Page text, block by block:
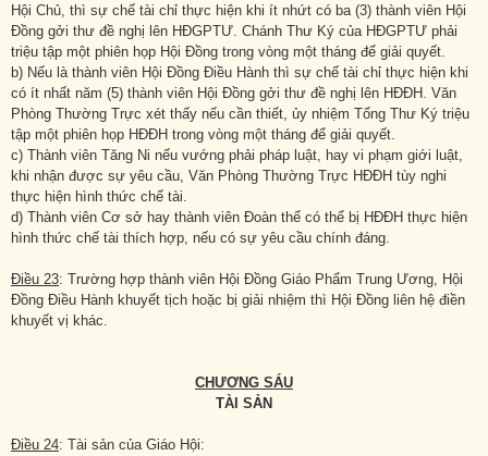
Hội Chủ, thì sự chế tài chỉ thực hiện khi ít nhứt có ba (3) thành viên Hội
Đồng gởi thư đề nghị lên HĐGPTƯ. Chánh Thư Ký của HĐGPTƯ phải
triệu tập một phiên họp Hội Đồng trong vòng một tháng để giải quyết.
b) Nếu là thành viên Hội Đồng Điều Hành thì sự chế tài chỉ thực hiện khi
có ít nhất năm (5) thành viên Hội Đồng gởi thư đề nghị lên HĐĐH. Văn
Phòng Thường Trực xét thấy nếu cần thiết, ủy nhiệm Tổng Thư Ký triệu
tập một phiên họp HĐĐH trong vòng một tháng để giải quyết.
c) Thành viên Tăng Ni nếu vướng phải pháp luật, hay vi phạm giới luật,
khi nhận được sự yêu cầu, Văn Phòng Thường Trực HĐĐH tùy nghi
thực hiện hình thức chế tài.
d) Thành viên Cơ sở hay thành viên Đoàn thể có thể bị HĐĐH thực hiện
hình thức chế tài thích hợp, nếu có sự yêu cầu chính đáng.
Điều 23: Trường hợp thành viên Hội Đồng Giáo Phẩm Trung Ương, Hội
Đồng Điều Hành khuyết tịch hoặc bị giải nhiệm thì Hội Đồng liên hệ điền
khuyết vị khác.
CHƯƠNG SÁU
TÀI SẢN
Điều 24: Tài sản của Giáo Hội: